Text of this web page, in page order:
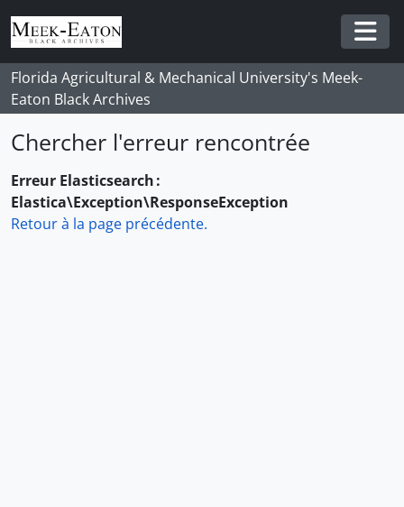
Skip to main content
Florida Agricultural & Mechanical University's Meek-
Eaton Black Archives
Chercher l'erreur rencontrée
Erreur Elasticsearch :
Elastica\Exception\ResponseException
Retour à la page précédente.